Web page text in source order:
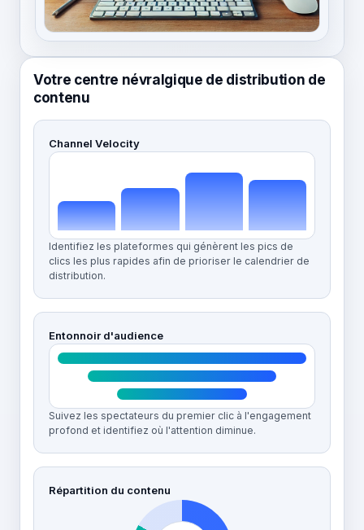
Votre centre névralgique de distribution de
contenu
Channel Velocity
Identifiez les plateformes qui génèrent les pics de
clics les plus rapides afin de prioriser le calendrier de
distribution.
Entonnoir d'audience
Suivez les spectateurs du premier clic à l'engagement
profond et identifiez où l'attention diminue.
Répartition du contenu